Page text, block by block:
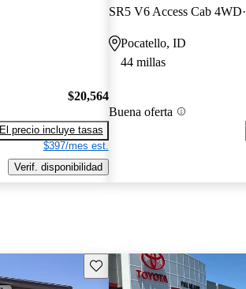
$20,564
El precio incluye tasas
$397/mes est.
Verif. disponibilidad
SR5 V6 Access Cab 4WD
Pocatello, ID
44 millas
Buena oferta
Guarda este Aviso